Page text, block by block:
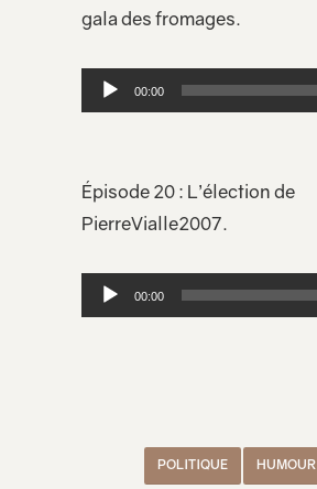
gala des fromages.
Lecteur
audio
00:00
Épisode 20 : L’élection de
PierreVialle2007.
Lecteur
audio
00:00
HUMOUR
POLITIQUE